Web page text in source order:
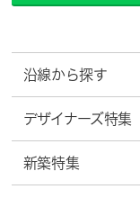
沿線から探す
デザイナーズ特集
新築特集